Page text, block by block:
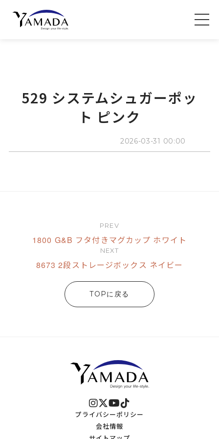
529 システムシュガーポッ
ト ピンク
2026-03-31 00:00
PREV
1800 G&B フタ付きマグカップ ホワイト
NEXT
8673 2段ストレージボックス ネイビー
TOPに戻る
プライバシーポリシー
会社情報